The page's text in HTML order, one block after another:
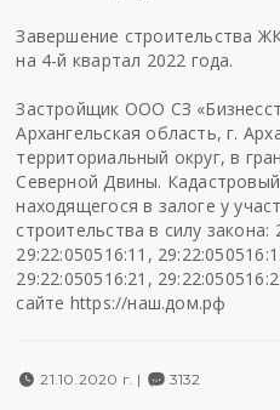
Завершение строительства
на 4-й квартал 2022 года.
Застройщик ООО СЗ
Архангельская область, г.
территориальный округ, в
Северной Двины.
находящегося в залоге у
строительства в силу закона:
29:22:050516:11,
29:22:050516:21,
сайте https://наш.дом.рф
21.10.2020 г. | 3132